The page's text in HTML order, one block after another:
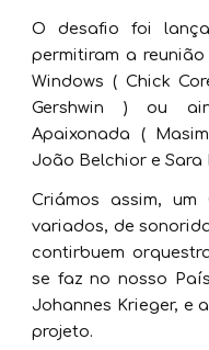
O desafio foi
permitiram a
Windows ( Chick
Gershwin ) ou
Apaixonada (
João Belchior e Sara
Criámos assim,
variados, de
contirbuem
se faz no nosso
Johannes Krieger, e
projeto.